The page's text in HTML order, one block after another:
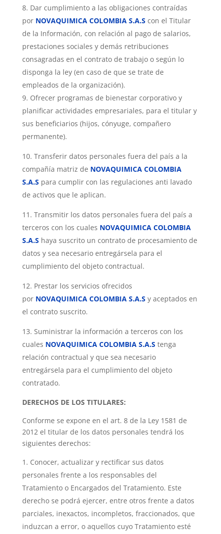
Dar cumplimiento a las obligaciones contraídas
por NOVAQUIMICA COLOMBIA S.A.S con el Titular
de la Información, con relación al pago de salarios,
prestaciones sociales y demás retribuciones
consagradas en el contrato de trabajo o según lo
disponga la ley (en caso de que se trate de
empleados de la organización).
Ofrecer programas de bienestar corporativo y
planificar actividades empresariales, para el titular y
sus beneficiarios (hijos, cónyuge, compañero
permanente).
Transferir datos personales fuera del país a la
compañía matriz de NOVAQUIMICA COLOMBIA
S.A.S para cumplir con las regulaciones anti lavado
de activos que le aplican.
Transmitir los datos personales fuera del país a
terceros con los cuales NOVAQUIMICA COLOMBIA
S.A.S haya suscrito un contrato de procesamiento de
datos y sea necesario entregársela para el
cumplimiento del objeto contractual.
Prestar los servicios ofrecidos
por NOVAQUIMICA COLOMBIA S.A.S y aceptados en
el contrato suscrito.
Suministrar la información a terceros con los
cuales NOVAQUIMICA COLOMBIA S.A.S tenga
relación contractual y que sea necesario
entregársela para el cumplimiento del objeto
contratado.
DERECHOS DE LOS TITULARES:
Conforme se expone en el art. 8 de la Ley 1581 de
2012 el titular de los datos personales tendrá los
siguientes derechos:
Conocer, actualizar y rectificar sus datos
personales frente a los responsables del
Tratamiento o Encargados del Tratamiento. Este
derecho se podrá ejercer, entre otros frente a datos
parciales, inexactos, incompletos, fraccionados, que
induzcan a error, o aquellos cuyo Tratamiento esté